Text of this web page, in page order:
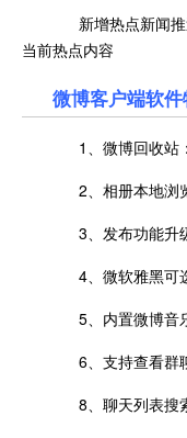
新增热点新闻推
当前热点内容
微博客户端软
1、微博回收站
2、相册本地浏
3、发布功能升
4、微软雅黑可
5、内置微博音
6、支持查看群
8、聊天列表搜